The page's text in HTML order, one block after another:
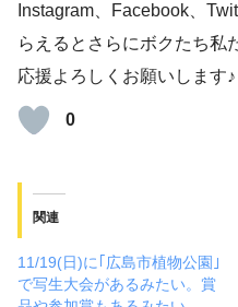
Instagram、Facebook、
らえるとさらにボクたち私
応援よろしくお願いします♪
0
関連
11/19(日)に｢広島市植物公園｣
で写生大会があるみたい。賞